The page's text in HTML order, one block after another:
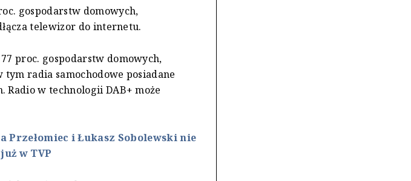
gospodarstw domowych,
telewizor do internetu.
proc. gospodarstw domowych,
radia samochodowe posiadane
Radio w technologii DAB+ może
Przełomiec i Łukasz Sobolewski nie
w TVP